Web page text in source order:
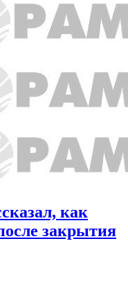
как
закрытия